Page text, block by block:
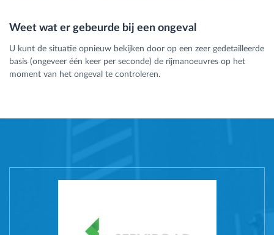
Weet wat er gebeurde bij een ongeval
U kunt de situatie opnieuw bekijken door op een zeer gedetailleerde
basis (ongeveer één keer per seconde) de rijmanoeuvres op het
moment van het ongeval te controleren.